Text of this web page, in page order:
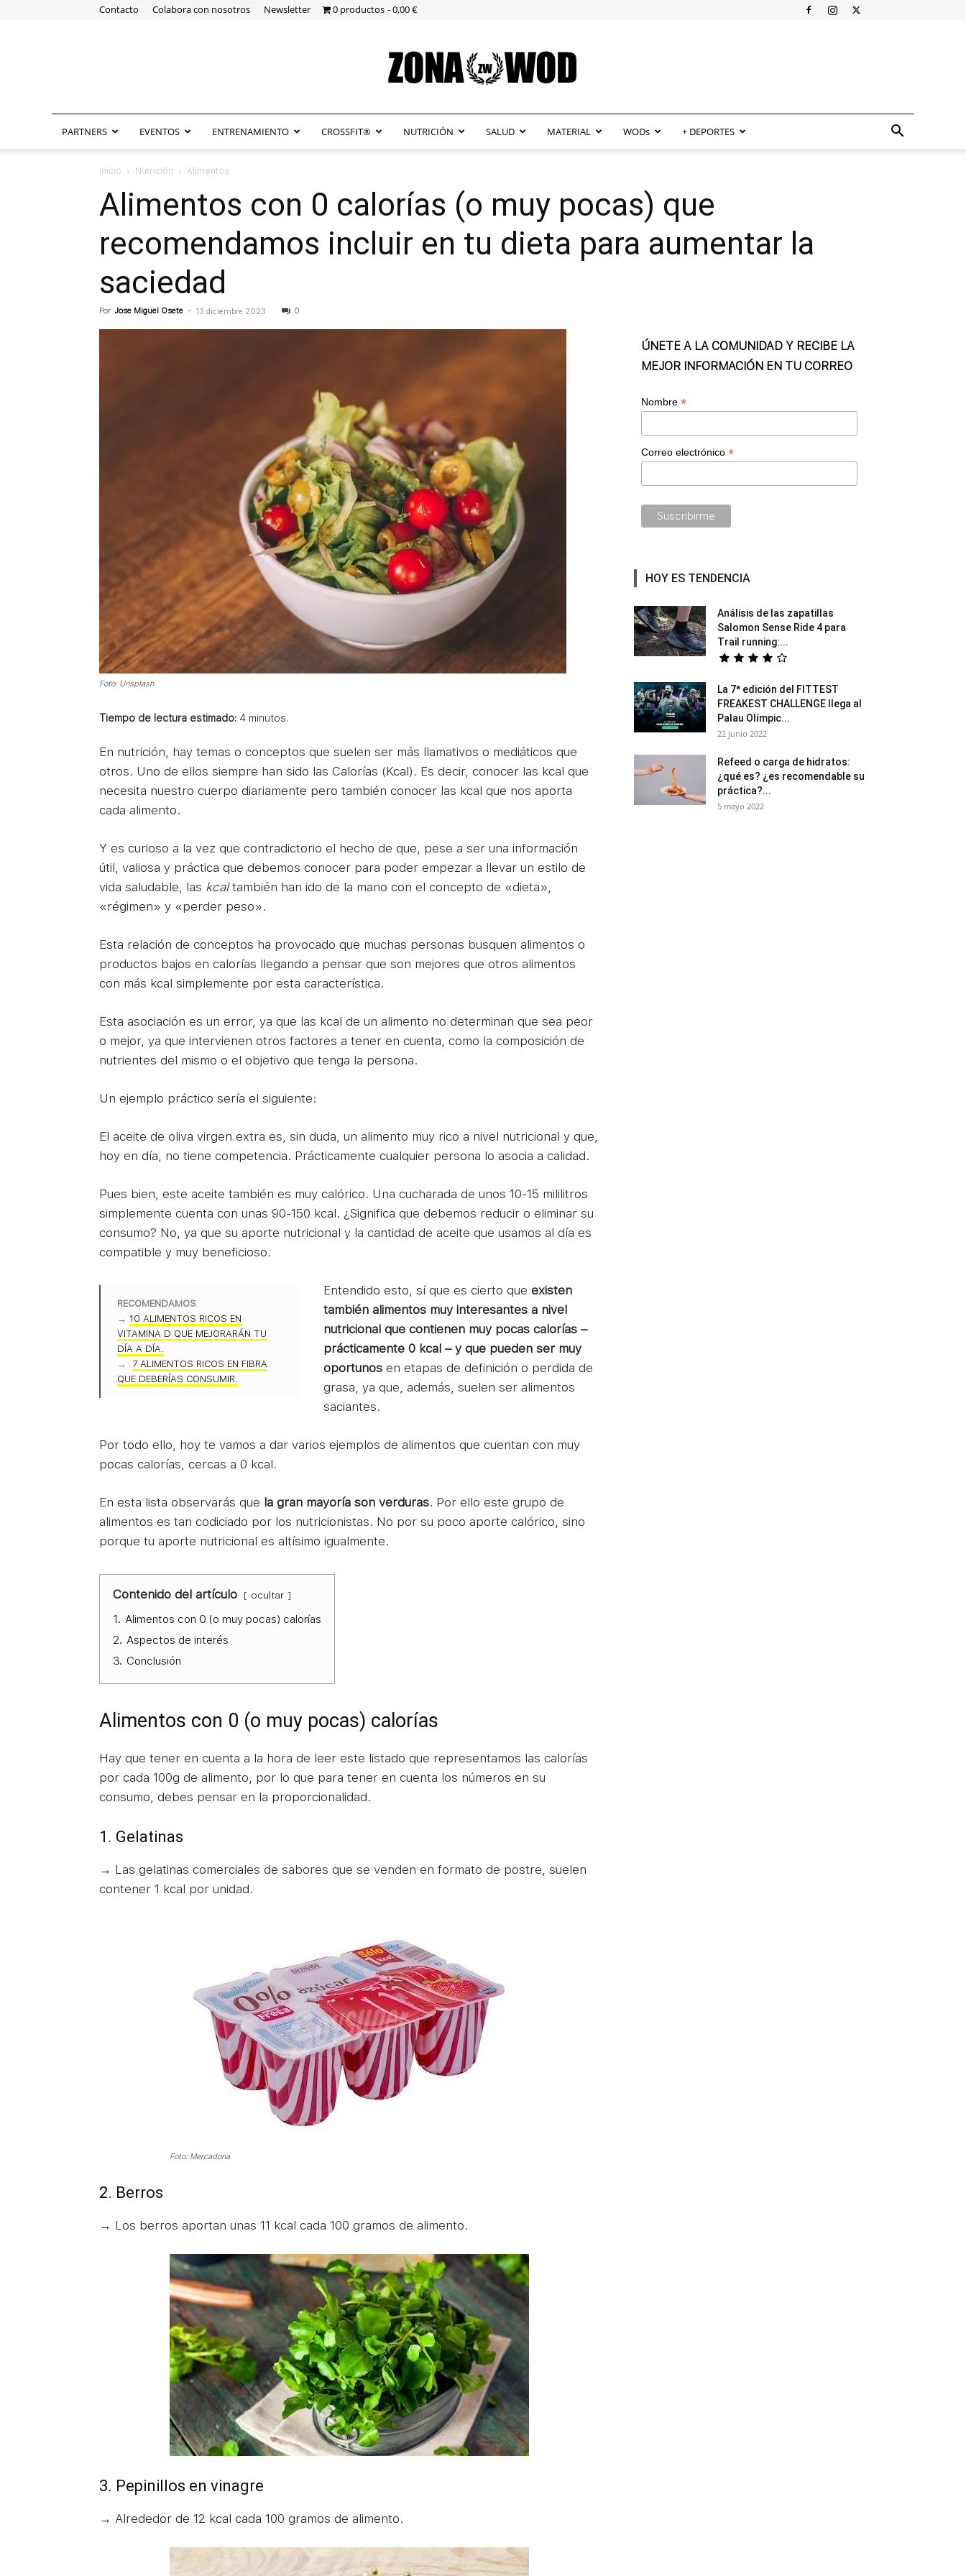
Contacto Colabora con nosotros Newsletter 0 productos 0,00 €
ZonaWOD
PARTNERS EVENTOS ENTRENAMIENTO CROSSFIT® NUTRICIÓN SALUD MATERIAL WODs + DEPORTES
Inicio Nutrición Alimentos
Alimentos con 0 calorías (o muy pocas) que
recomendamos incluir en tu dieta para aumentar la
saciedad
Por Jose Miguel Osete - 13 diciembre 2023 0
Foto: Unsplash
Tiempo de lectura estimado: 4 minutos.
En nutrición, hay temas o conceptos que suelen ser más llamativos o mediáticos que
otros. Uno de ellos siempre han sido las Calorías (Kcal). Es decir, conocer las kcal que
necesita nuestro cuerpo diariamente pero también conocer las kcal que nos aporta
cada alimento.
Y es curioso a la vez que contradictorio el hecho de que, pese a ser una información
útil, valiosa y práctica que debemos conocer para poder empezar a llevar un estilo de
vida saludable, las kcaltambién han ido de la mano con el concepto de «dieta»,
«régimen» y «perder peso».
Esta relación de conceptos ha provocado que muchas personas busquen alimentos o
productos bajos en calorías llegando a pensar que son mejores que otros alimentos
con más kcal simplemente por esta característica.
Esta asociación es un error, ya que las kcal de un alimento no determinan que sea peor
o mejor, ya que intervienen otros factores a tener en cuenta, como la composición de
nutrientes del mismo o el objetivo que tenga la persona.
Un ejemplo práctico sería el siguiente:
El aceite de oliva virgen extra es, sin duda, un alimento muy rico a nivel nutricional y que,
hoy en día, no tiene competencia. Prácticamente cualquier persona lo asocia a calidad.
Pues bien, este aceite también es muy calórico. Una cucharada de unos 10-15 mililitros
simplemente cuenta con unas 90-150 kcal. ¿Significa que debemos reducir o eliminar su
consumo? No, ya que su aporte nutricional y la cantidad de aceite que usamos al día es
compatible y muy beneficioso.
RECOMENDAMOS:
→ 10 ALIMENTOS RICOS EN
VITAMINA D QUE MEJORARÁN TU
DÍA A DÍA.
→ 7 ALIMENTOS RICOS EN FIBRA
QUE DEBERÍAS CONSUMIR.
Entendido esto, sí que es cierto queexisten
también alimentos muy interesantes a nivel
nutricional que contienen muy pocas calorías –
prácticamente 0 kcal – y que pueden ser muy
oportunos en etapas de definición o perdida de
grasa, ya que, además, suelen ser alimentos
saciantes.
Por todo ello, hoy te vamos a dar varios ejemplos de alimentos que cuentan con muy
pocas calorías, cercas a 0 kcal.
En esta lista observarás que la gran mayoría son verduras. Por ello este grupo de
alimentos es tan codiciado por los nutricionistas. No por su poco aporte calórico, sino
porque tu aporte nutricional es altísimo igualmente.
Contenido del artículo ocultar
1. Alimentos con 0 (o muy pocas) calorías
2. Aspectos de interés
3. Conclusión
Alimentos con 0 (o muy pocas) calorías
Hay que tener en cuenta a la hora de leer este listado que representamos las calorías
por cada 100g de alimento, por lo que para tener en cuenta los números en su
consumo, debes pensar en la proporcionalidad.
1. Gelatinas
→ Las gelatinas comerciales de sabores que se venden en formato de postre, suelen
contener 1 kcal por unidad.
Foto: Mercadona
2. Berros
→ Los berros aportan unas 11 kcal cada 100 gramos de alimento.
3. Pepinillos en vinagre
→ Alrededor de 12 kcal cada 100 gramos de alimento.
ÚNETE A LA COMUNIDAD Y RECIBE LA
MEJOR INFORMACIÓN EN TU CORREO
Nombre *
Correo electrónico *
HOY ES TENDENCIA
Análisis de las zapatillas
Salomon Sense Ride 4 para
Trail running:...
La 7ª edición del FITTEST
FREAKEST CHALLENGE llega al
Palau Olímpic...
22 junio 2022
Refeed o carga de hidratos:
¿qué es? ¿es recomendable su
práctica?...
5 mayo 2022